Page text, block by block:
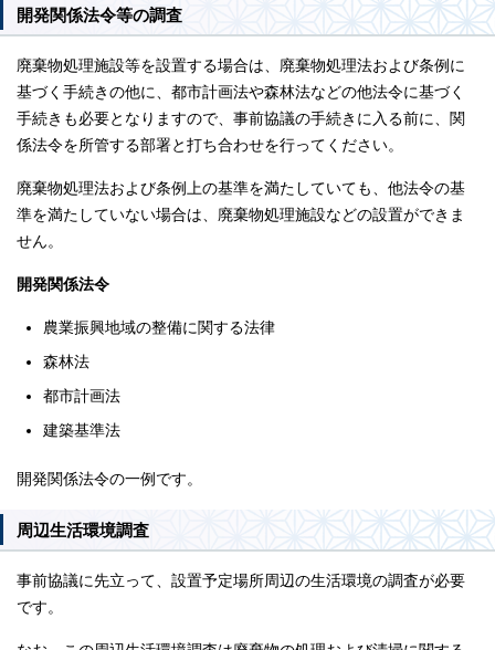
開発関係法令等の調査
廃棄物処理施設等を設置する場合は、廃棄物処理法および条例に
基づく手続きの他に、都市計画法や森林法などの他法令に基づく
手続きも必要となりますので、事前協議の手続きに入る前に、関
係法令を所管する部署と打ち合わせを行ってください。
廃棄物処理法および条例上の基準を満たしていても、他法令の基
準を満たしていない場合は、廃棄物処理施設などの設置ができま
せん。
開発関係法令
農業振興地域の整備に関する法律
森林法
都市計画法
建築基準法
開発関係法令の一例です。
周辺生活環境調査
事前協議に先立って、設置予定場所周辺の生活環境の調査が必要
です。